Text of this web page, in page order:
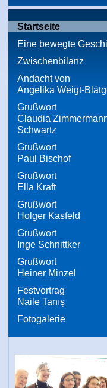
Startseite
Eine bewegte
Zwischenbilanz
Andacht von
Angelika Weigt-
Grußwort
Claudia
Schwartz
Grußwort
Paul Bischof
Grußwort
Ella Kraft
Grußwort
Holger Kasfeld
Grußwort
Inge Schnittker
Grußwort
Heiner Minzel
Festvortrag
Naile Tanış
Fotogalerie